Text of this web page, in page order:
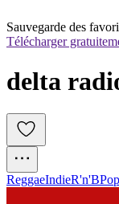
Sauvegarde des
Télécharger
delta
ReggaeIndieR'n'BPop